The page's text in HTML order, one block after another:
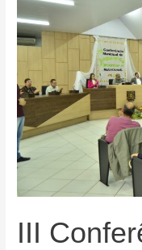
Tutelar
2023
III